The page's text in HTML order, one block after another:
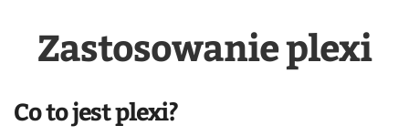
Zastosowanie plexi
Co to jest plexi?